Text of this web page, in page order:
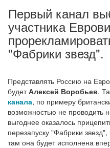
Первый канал
участника
"Фабрики звезд".
Представлять Россию на
будетАлексей Воробьев.
канала, по примеру
возможностью не проводить
выгоднее оказалось
перезапуску "Фабрики
там она будет исполнена